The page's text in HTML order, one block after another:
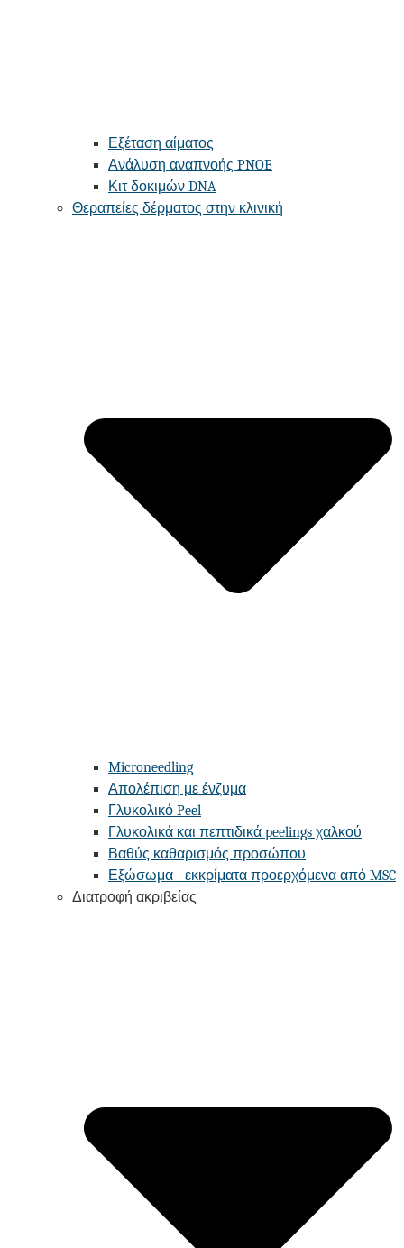
Εξέταση αίματος
Ανάλυση αναπνοής PNOE
Κιτ δοκιμών DNA
Θεραπείες δέρματος στην κλινική
Microneedling
Απολέπιση με ένζυμα
Γλυκολικό Peel
Γλυκολικά και πεπτιδικά peelings χαλκού
Βαθύς καθαρισμός προσώπου
Εξώσωμα - εκκρίματα προερχόμενα από MSC
Διατροφή ακριβείας